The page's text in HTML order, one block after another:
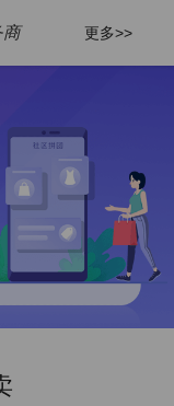
商 更多>>